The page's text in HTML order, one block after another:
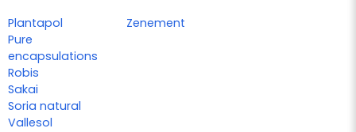
Plantapol
Pure
encapsulations
Robis
Sakai
Soria natural
Vallesol
Zenement